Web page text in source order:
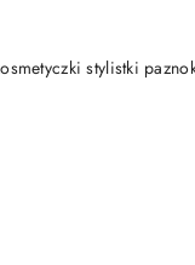
stylistki